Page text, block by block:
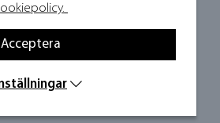
Acceptera